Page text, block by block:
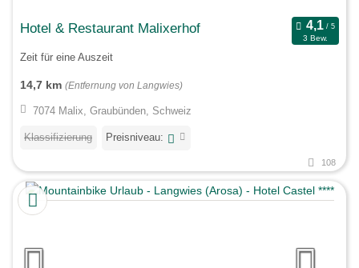
Hotel & Restaurant Malixerhof
3 Bew.
Zeit für eine Auszeit
14,7 km (Entfernung von Langwies)
7074 Malix, Graubünden, Schweiz
Klassifizierung Preisniveau:
108